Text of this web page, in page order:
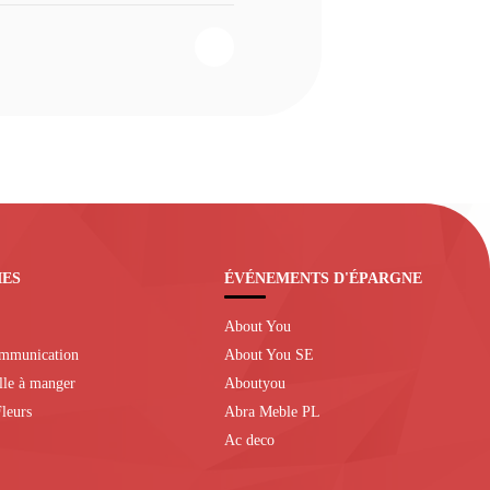
à manger
ÉVÉNEMENTS D'ÉPARGNE
About You
About You SE
Aboutyou
Abra Meble PL
Ac deco